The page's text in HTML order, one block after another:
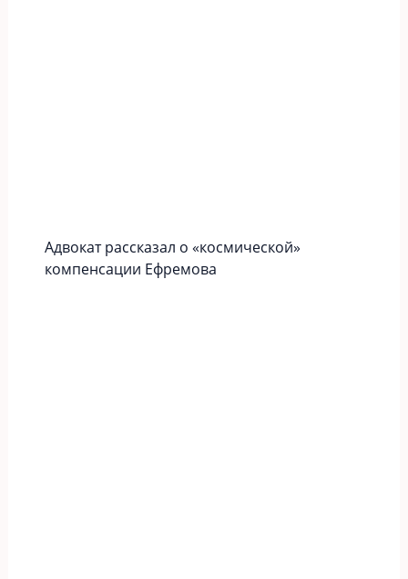
Адвокат рассказал о «космической»
компенсации Ефремова